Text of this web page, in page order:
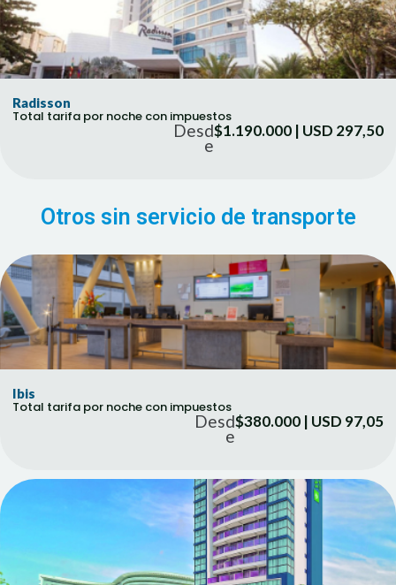
Radisson
Total tarifa por noche con impuestos
Desd
e
$1.190.000 | USD 297,50
Otros sin servicio de transporte
Ibis
Total tarifa por noche con impuestos
Desd
e
$380.000 | USD 97,05